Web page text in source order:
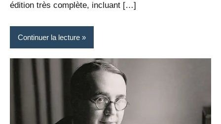
édition très complète, incluant […]
Continuer la lecture